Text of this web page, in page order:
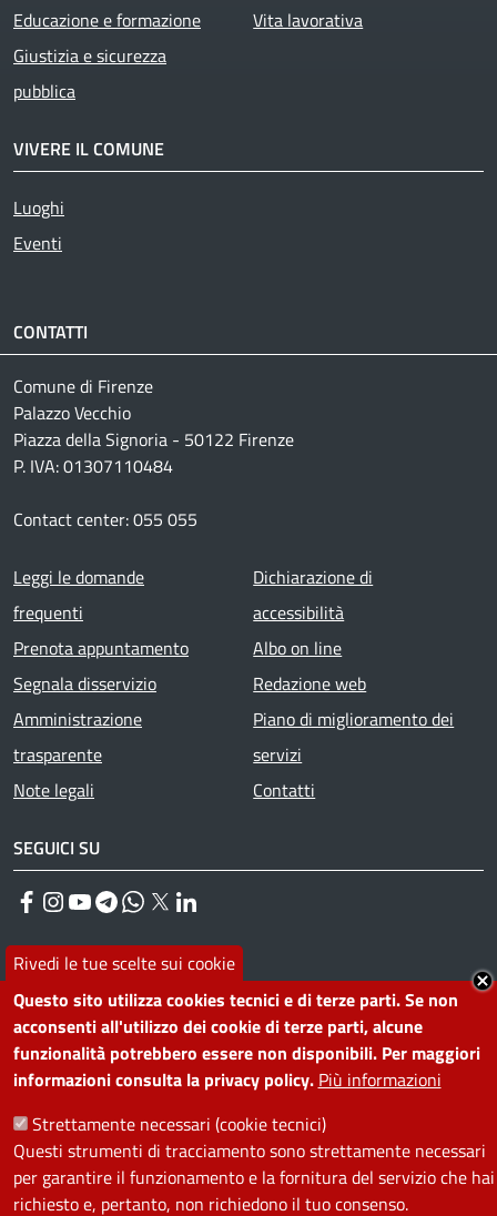
Rivedi le tue scelte sui cookie
Questo sito utilizza cookies tecnici e di terze parti. Se non
acconsenti all'utilizzo dei cookie di terze parti, alcune
funzionalità potrebbero essere non disponibili. Per maggiori
informazioni consulta la privacy policy. Più informazioni
Strettamente necessari (cookie tecnici)
Questi strumenti di tracciamento sono strettamente necessari
per garantire il funzionamento e la fornitura del servizio che hai
richiesto e, pertanto, non richiedono il tuo consenso.
Educazione e formazione
Giustizia e sicurezza
pubblica
Vita lavorativa
VIVERE IL COMUNE
Luoghi
Eventi
CONTATTI
Comune di Firenze
Palazzo Vecchio
Piazza della Signoria - 50122 Firenze
P. IVA: 01307110484
Contact center: 055 055
Footer menu
Leggi le domande
frequenti
Prenota appuntamento
Segnala disservizio
Amministrazione
trasparente
Note legali
Dichiarazione di
accessibilità
Albo on line
Redazione web
Piano di miglioramento dei
servizi
Contatti
SEGUICI SU
Facebook
Instagram
YouTube
Telegram
WhatsApp
Twitter
PRIVACY
Useful links section
La Privacy nel Comune
PRIVACY